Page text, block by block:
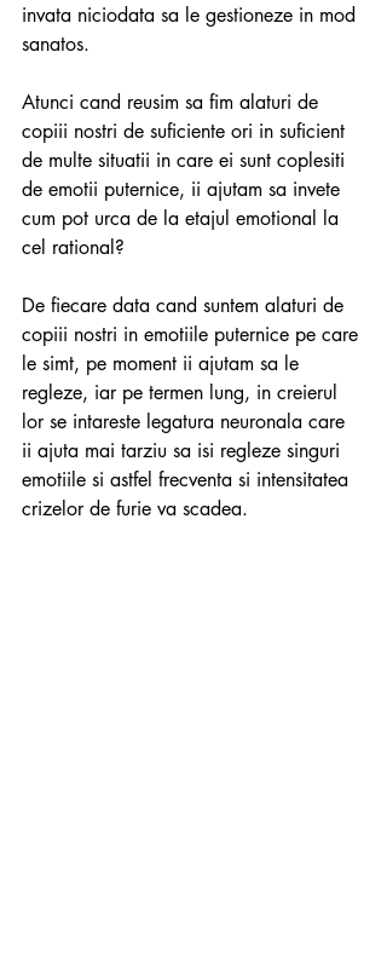
invata niciodata sa le gestioneze in mod
sanatos.
Atunci cand reusim sa fim alaturi de
copiii nostri de suficiente ori in suficient
de multe situatii in care ei sunt coplesiti
de emotii puternice, ii ajutam sa invete
cum pot urca de la etajul emotional la
cel rational?
De fiecare data cand suntem alaturi de
copiii nostri in emotiile puternice pe care
le simt, pe moment ii ajutam sa le
regleze, iar pe termen lung, in creierul
lor se intareste legatura neuronala care
ii ajuta mai tarziu sa isi regleze singuri
emotiile si astfel frecventa si intensitatea
crizelor de furie va scadea.